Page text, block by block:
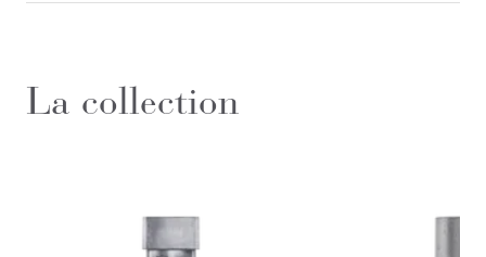
La collection